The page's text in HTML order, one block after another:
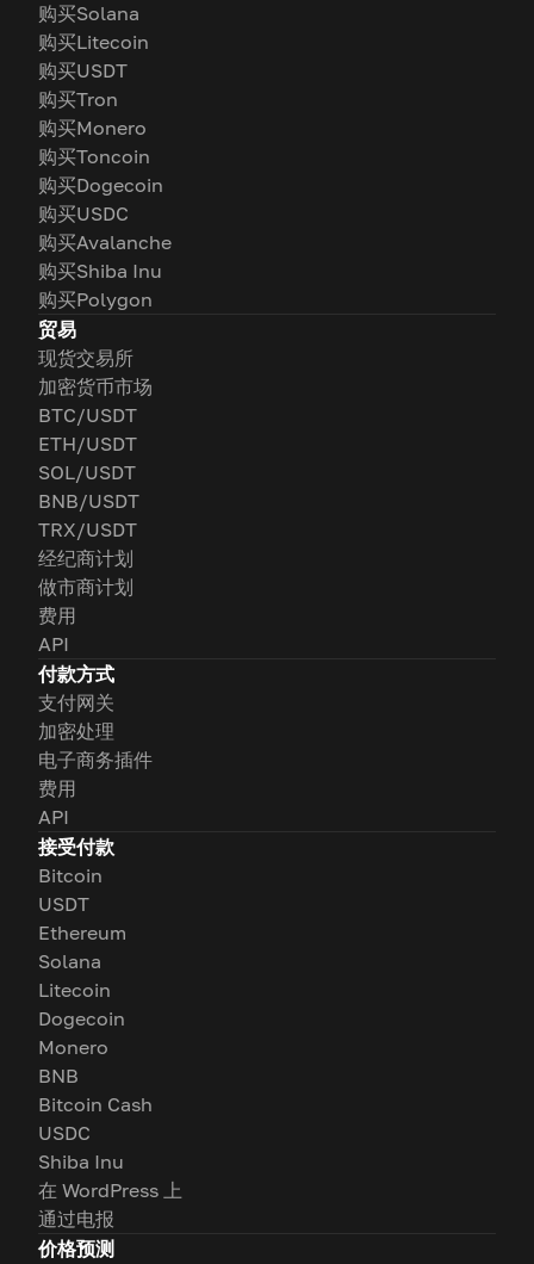
购买Solana
购买Litecoin
购买USDT
购买Tron
购买Monero
购买Toncoin
购买Dogecoin
购买USDC
购买Avalanche
购买Shiba Inu
购买Polygon
贸易
现货交易所
加密货币市场
BTC/USDT
ETH/USDT
SOL/USDT
BNB/USDT
TRX/USDT
经纪商计划
做市商计划
费用
API
付款方式
支付网关
加密处理
电子商务插件
费用
API
接受付款
Bitcoin
USDT
Ethereum
Solana
Litecoin
Dogecoin
Monero
BNB
Bitcoin Cash
USDC
Shiba Inu
在 WordPress 上
通过电报
价格预测